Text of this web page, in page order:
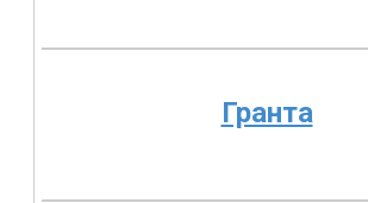
Гранта